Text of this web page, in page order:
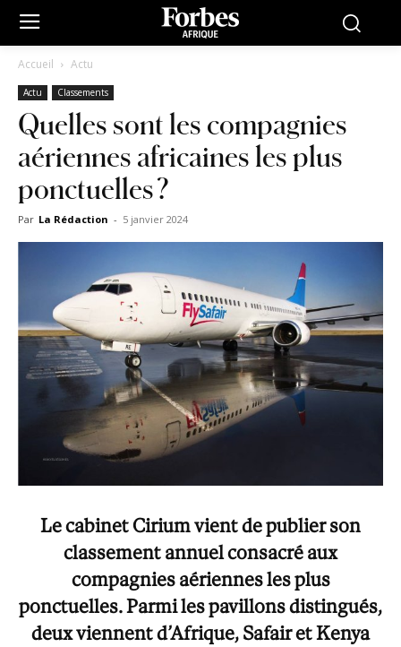
Accueil Actu
Actu Classements
Quelles sont les compagnies
aériennes africaines les plus
ponctuelles ?
Par La Rédaction - 5 janvier 2024
Le cabinet Cirium vient de publier son
classement annuel consacré aux
compagnies aériennes les plus
ponctuelles. Parmi les pavillons distingués,
deux viennent d’Afrique, Safair et Kenya